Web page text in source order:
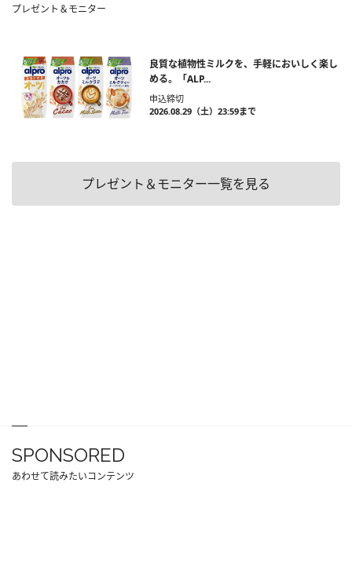
プレゼント＆モニター
良質な植物性ミルクを、手軽においしく楽し
める。「ALP...
申込締切
2026.08.29（土）23:59まで
プレゼント＆モニター一覧を見る
SPONSORED
あわせて読みたいコンテンツ